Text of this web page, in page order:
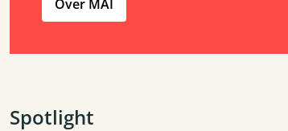
Over MAI
Spotlight